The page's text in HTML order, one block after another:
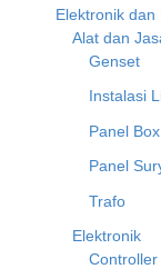
Elektronik dan
Alat dan
Genset
Instalasi
Panel
Panel
Trafo
Elektronik
Controller